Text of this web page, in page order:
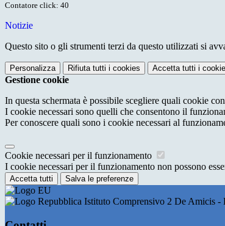
Contatore click: 40
Notizie
Questo sito o gli strumenti terzi da questo utilizzati si
Personalizza Rifiuta tutti i cookies Accetta tutti i
Gestione cookie
In questa schermata è possibile scegliere quali cookie
I cookie necessari sono quelli che consentono il
Per conoscere quali sono i cookie necessari al
Cookie necessari per il funzionamento
I cookie necessari per il funzionamento non possono
Accetta tutti Salva le preferenze
Istituto Comprensivo 2 De Amicis -